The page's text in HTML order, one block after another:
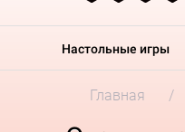
Настольные игры
Главная